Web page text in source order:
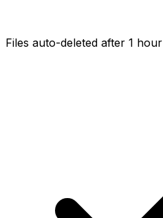
Files auto-deleted after 1 hour